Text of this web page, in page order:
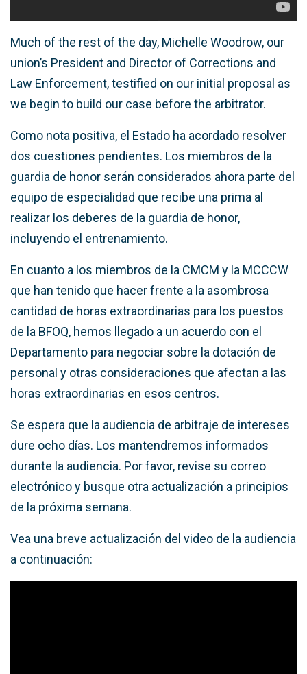
Much of the rest of the day, Michelle Woodrow, our
union’s President and Director of Corrections and
Law Enforcement, testified on our initial proposal as
we begin to build our case before the arbitrator.
Como nota positiva, el Estado ha acordado resolver
dos cuestiones pendientes. Los miembros de la
guardia de honor serán considerados ahora parte del
equipo de especialidad que recibe una prima al
realizar los deberes de la guardia de honor,
incluyendo el entrenamiento.
En cuanto a los miembros de la CMCM y la MCCCW
que han tenido que hacer frente a la asombrosa
cantidad de horas extraordinarias para los puestos
de la BFOQ, hemos llegado a un acuerdo con el
Departamento para negociar sobre la dotación de
personal y otras consideraciones que afectan a las
horas extraordinarias en esos centros.
Se espera que la audiencia de arbitraje de intereses
dure ocho días. Los mantendremos informados
durante la audiencia. Por favor, revise su correo
electrónico y busque otra actualización a principios
de la próxima semana.
Vea una breve actualización del video de la audiencia
a continuación: